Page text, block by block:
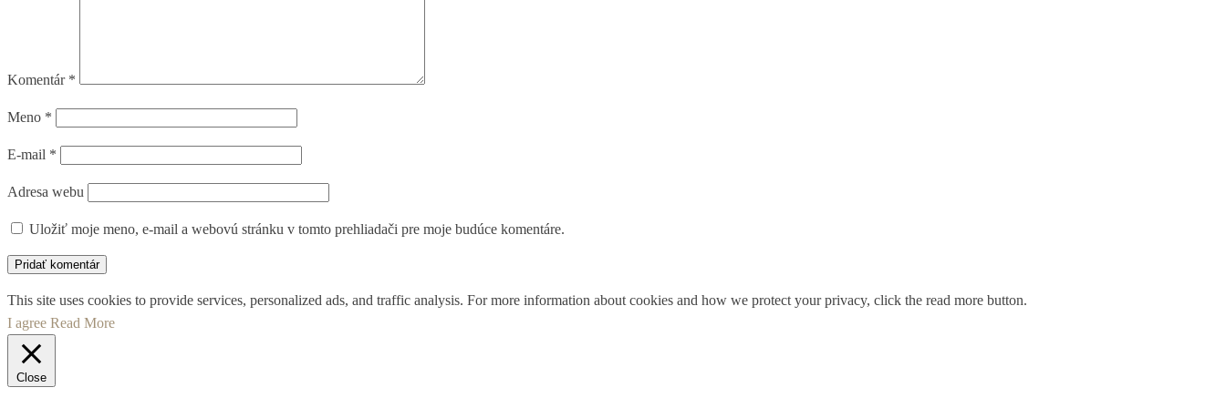
Komentár *
Meno *
E-mail *
Adresa webu
Uložiť moje meno, e-mail a webovú stránku v tomto prehliadači pre moje budúce komentáre.
This site uses cookies to provide services, personalized ads, and traffic analysis. For more information about cookies and how we protect your privacy, click the read more button.
I agree Read More
Close